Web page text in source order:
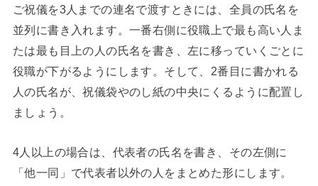
ご祝儀を3人までの連名で渡すときには、全員の氏名を
並列に書き入れます。一番右側に役職上で最も高い人ま
たは最も目上の人の氏名を書き、左に移っていくごとに
役職が下がるようにします。そして、2番目に書かれる
人の氏名が、祝儀袋やのし紙の中央にくるように配置し
ましょう。
4人以上の場合は、代表者の氏名を書き、その左側に
「他一同」で代表者以外の人をまとめた形にします。